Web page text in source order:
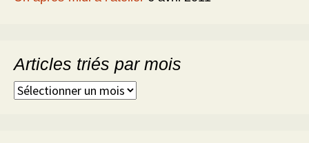
Articles triés par mois
Articles